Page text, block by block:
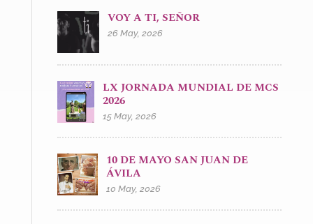
VOY A TI, SEÑOR
26 May, 2026
LX JORNADA MUNDIAL DE MCS
2026
15 May, 2026
10 DE MAYO SAN JUAN DE
ÁVILA
10 May, 2026